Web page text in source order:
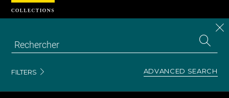
FILTERS ADVANCED SEARCH
Cookies management panel